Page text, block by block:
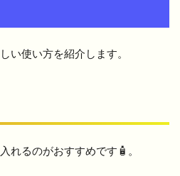
い使い方を紹介します。
れるのがおすすめです🧴。